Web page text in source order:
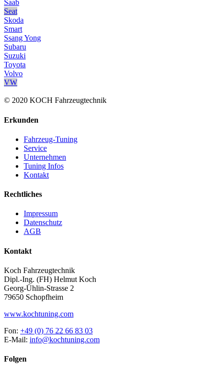
Saab
Seat
Skoda
Smart
Ssang Yong
Subaru
Suzuki
Toyota
Volvo
VW
© 2020 KOCH Fahrzeugtechnik
Erkunden
Fahrzeug-Tuning
Service
Unternehmen
Tuning Infos
Kontakt
Rechtliches
Impressum
Datenschutz
AGB
Kontakt
Koch Fahrzeugtechnik
Dipl.-Ing. (FH) Helmut Koch
Georg-Ühlin-Strasse 2
79650 Schopfheim
www.kochtuning.com
Fon: +49 (0) 76 22 66 83 03
E-Mail: info@kochtuning.com
Folgen